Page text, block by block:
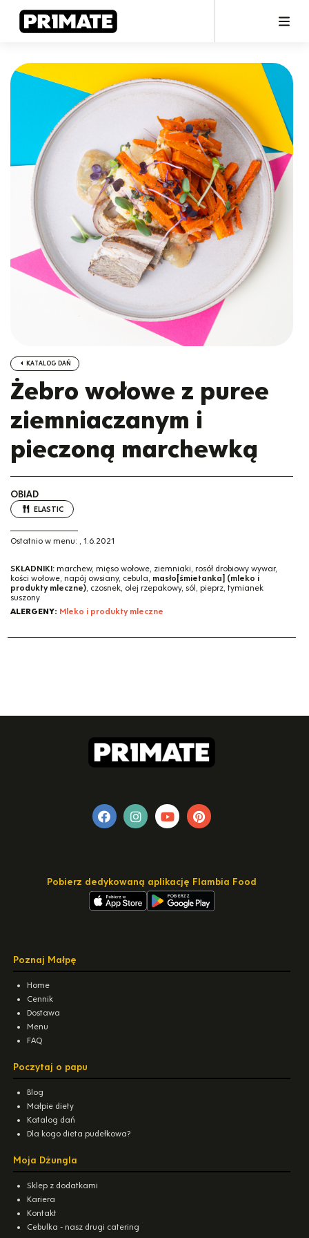
KATALOG DAŃ
Żebro wołowe z puree
ziemniaczanym i
pieczoną marchewką
OBIAD
ELASTIC
Ostatnio w menu: , 1.6.2021
SKŁADNIKI: marchew, mięso wołowe, ziemniaki, rosół drobiowy wywar,
kości wołowe, napój owsiany, cebula, masło[śmietanka] (mleko i
produkty mleczne), czosnek, olej rzepakowy, sól, pieprz, tymianek
suszony
ALERGENY: Mleko i produkty mleczne
Pobierz dedykowaną aplikację Flambia Food
Poznaj Małpę
Home
Cennik
Dostawa
Menu
FAQ
Poczytaj o papu
Blog
Małpie diety
Katalog dań
Dla kogo dieta pudełkowa?
Moja Dżungla
Sklep z dodatkami
Kariera
Kontakt
Cebulka - nasz drugi catering